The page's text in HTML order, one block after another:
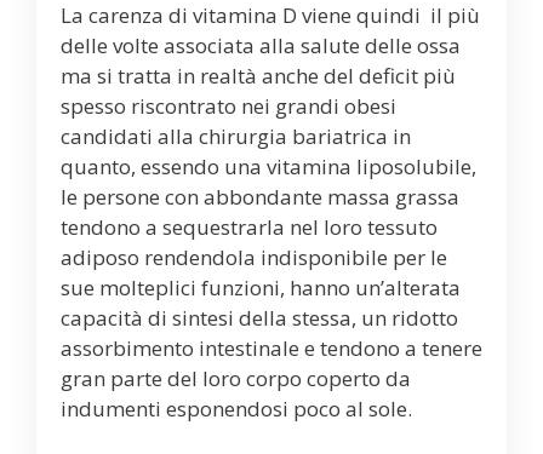
La carenza di vitamina D viene quindi il più
delle volte associata alla salute delle ossa
ma si tratta in realtà anche del deficit più
spesso riscontrato nei grandi obesi
candidati alla chirurgia bariatrica in
quanto, essendo una vitamina liposolubile,
le persone con abbondante massa grassa
tendono a sequestrarla nel loro tessuto
adiposo rendendola indisponibile per le
sue molteplici funzioni, hanno un’alterata
capacità di sintesi della stessa, un ridotto
assorbimento intestinale e tendono a tenere
gran parte del loro corpo coperto da
indumenti esponendosi poco al sole.